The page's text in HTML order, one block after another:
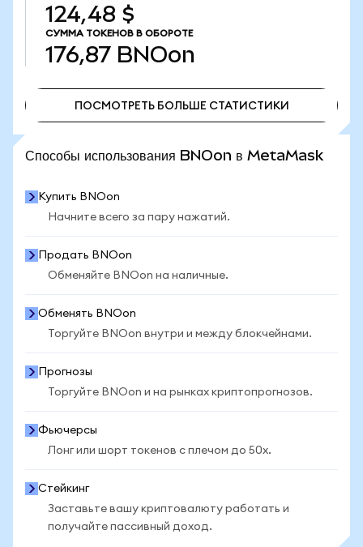
124,48 $
СУММА ТОКЕНОВ В ОБОРОТЕ
176,87 BNOon
ПОСМОТРЕТЬ БОЛЬШЕ СТАТИСТИКИ
Способы использования BNOon в MetaMask
Купить BNOon
Начните всего за пару нажатий.
Продать BNOon
Обменяйте BNOon на наличные.
Обменять BNOon
Торгуйте BNOon внутри и между блокчейнами.
Прогнозы
Торгуйте BNOon и на рынках криптопрогнозов.
Фьючерсы
Лонг или шорт токенов с плечом до 50x.
Стейкинг
Заставьте вашу криптовалюту работать и
получайте пассивный доход.